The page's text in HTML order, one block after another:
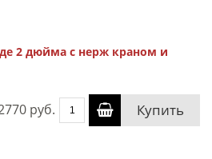
2 дюйма с нерж краном и
руб. Купить